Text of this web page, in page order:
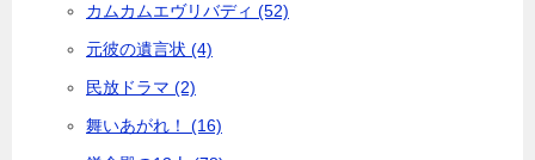
カムカムエヴリバディ (52)
元彼の遺言状 (4)
民放ドラマ (2)
舞いあがれ！ (16)